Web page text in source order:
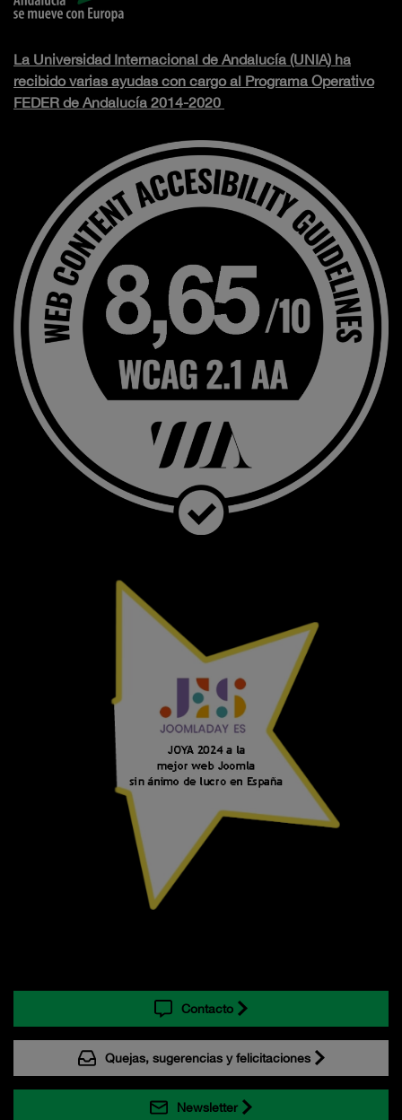
La Universidad Internacional de Andalucía (UNIA) ha
recibido varias ayudas con cargo al Programa Operativo
FEDER de Andalucía 2014-2020
Contacto
Quejas, sugerencias y felicitaciones
Newsletter